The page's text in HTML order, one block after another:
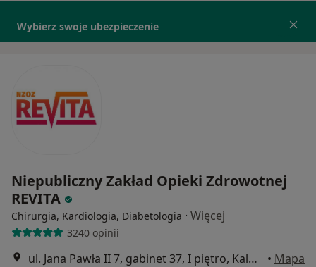
Wybierz swoje ubezpieczenie
Niepubliczny Zakład Opieki Zdrowotnej
REVITA
Chirurgia, Kardiologia, Diabetologia · Więcej
3240 opinii
ul. Jana Pawła II 7, gabinet 37, I piętro, Kalwaria Zebrzydowska • Mapa